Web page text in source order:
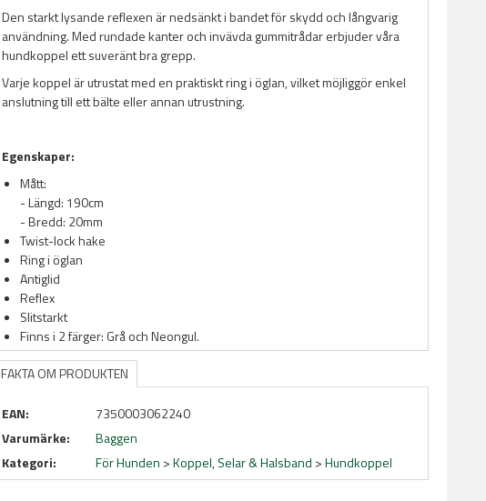
Den starkt lysande reflexen är nedsänkt i bandet för skydd och långvarig
användning. Med rundade kanter och invävda gummitrådar erbjuder våra
hundkoppel ett suveränt bra grepp.
Varje koppel är utrustat med en praktiskt ring i öglan, vilket möjliggör enkel
anslutning till ett bälte eller annan utrustning.
Egenskaper:
Mått:
- Längd: 190cm
- Bredd: 20mm
Twist-lock hake
Ring i öglan
Antiglid
Reflex
Slitstarkt
Finns i 2 färger: Grå och Neongul.
FAKTA OM PRODUKTEN
EAN:
7350003062240
Varumärke:
Baggen
Kategori:
För Hunden >Koppel, Selar & Halsband >Hundkoppel